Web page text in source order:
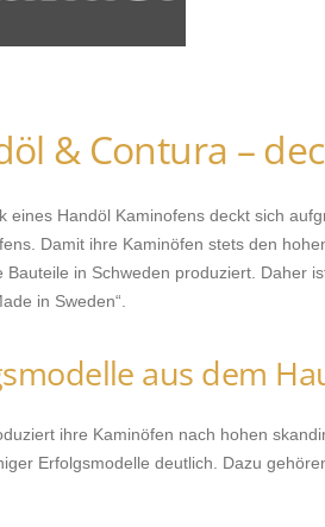
& Contura –
eines Handöl Kaminofens deckt sich
Damit ihre Kaminöfen stets den
Bauteile in Schweden produziert. Daher
in Sweden“.
aus dem
ihre Kaminöfen nach hohen
Erfolgsmodelle deutlich. Dazu